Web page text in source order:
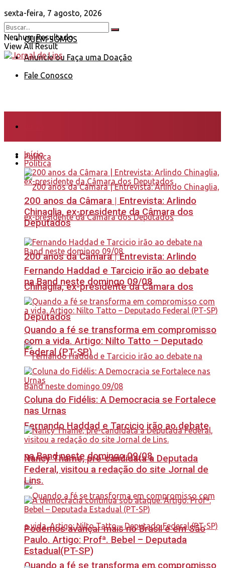
sexta-feira, 7 agosto, 2026
QUEM SOMOS
Anuncie ou Faça uma Doação
Fale Conosco
Nenhum Resultado
View All Result
Política
200 anos da Câmara | Entrevista: Arlindo
Chinaglia, ex-presidente da Câmara dos
Deputados
Fernando Haddad e Tarcicio irão ao debate
na Band neste domingo 09/08
Quando a fé se transforma em compromisso
Início
Política
200 anos da Câmara | Entrevista: Arlindo
Chinaglia, ex-presidente da Câmara dos
Deputados
Fernando Haddad e Tarcicio irão ao debate
na Band neste domingo 09/08
Quando a fé se transforma em compromisso
com a vida. Artigo: Nilto Tatto – Deputado
Federal (PT-SP)
Coluna do Fidélis: A Democracia se Fortalece
nas Urnas
Nancy Thame, pré-candidata a Deputada
Federal, visitou a redação do site Jornal de
Lins.
Podemos avançar mais no Brasil e em São
Paulo. Artigo: Profª. Bebel – Deputada
Estadual(PT-SP)